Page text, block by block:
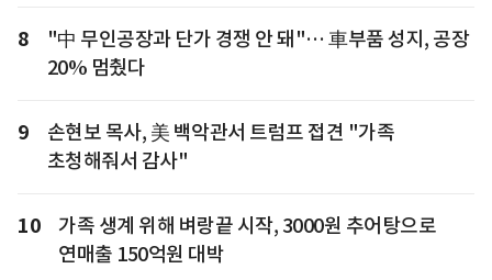
8
"中 무인공장과 단가 경쟁 안 돼"… 車부품 성지, 공장
20% 멈췄다
9
손현보 목사, 美 백악관서 트럼프 접견 "가족
초청해줘서 감사"
10
가족 생계 위해 벼랑끝 시작, 3000원 추어탕으로
연매출 150억원 대박